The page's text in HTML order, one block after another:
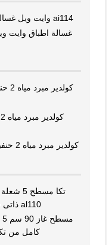
وايت ويل غسالة اطباق 6 افراد ابيض ai114
غسالة اطباق وايت ويل -6افراد-
تكا
ذاتى قواعد زهر ابيض اللون al110
كامل من